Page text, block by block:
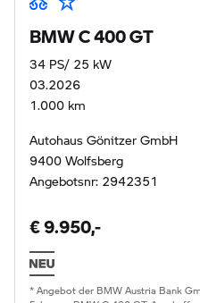
BMW C 400 GT
34 PS/ 25 kW
03.2026
1.000 km
Autohaus Gönitzer GmbH
9400 Wolfsberg
Angebotsnr: 2942351
€ 9.950,-
* Angebot der BMW Austria Bank